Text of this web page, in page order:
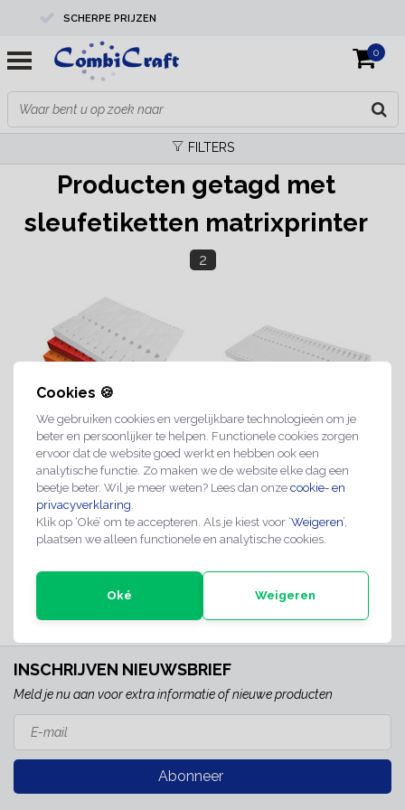
Cookies 🍪
We gebruiken cookies en vergelijkbare technologieën om je
beter en persoonlijker te helpen. Functionele cookies zorgen
ervoor dat de website goed werkt en hebben ook een
analytische functie. Zo maken we de website elke dag een
beetje beter. Wil je meer weten? Lees dan onze cookie- en
privacyverklaring
Klik op ‘Oké’ om te accepteren. Als je kiest voor ‘Weigeren’,
plaatsen we alleen functionele en analytische cookies.
Oké Weigeren
SCHERPE PRIJZEN
PROFESSIONELE KWALITEIT
EXPERTS IN MAATWERK
0
FILTERS
Producten getagd met
sleufetiketten matrixprinter
2
Sleufetiketten
220x25,4mm zigzag
€35,95
+3
Direct leverbaar
Sleufetiketten
160x12,7mm zigzag
INSCHRIJVEN NIEUWSBRIEF
Meld je nu aan voor extra informatie of nieuwe producten
Abonneer